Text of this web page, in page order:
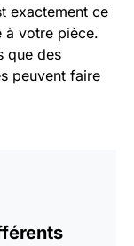
exactement ce
à votre pièce.
que des
peuvent faire